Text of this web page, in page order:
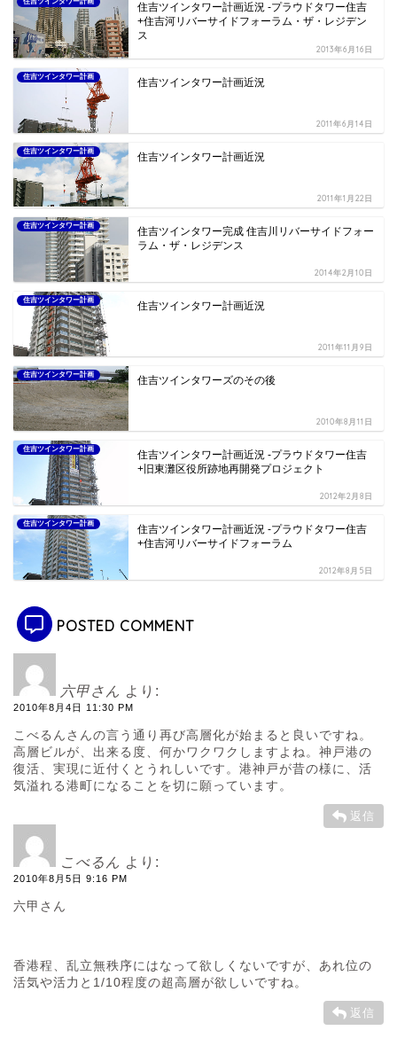
住吉ツインタワー計画
住吉ツインタワー計画近況 -プラウドタワー住吉
+住吉河リバーサイドフォーラム・ザ・レジデン
ス
2013年6月16日
住吉ツインタワー計画 住吉ツインタワー計画近況
2011年6月14日
住吉ツインタワー計画 住吉ツインタワー計画近況
2011年1月22日
住吉ツインタワー計画
住吉ツインタワー完成 住吉川リバーサイドフォー
ラム・ザ・レジデンス
2014年2月10日
住吉ツインタワー計画 住吉ツインタワー計画近況
2011年11月9日
住吉ツインタワー計画 住吉ツインタワーズのその後
2010年8月11日
住吉ツインタワー計画
住吉ツインタワー計画近況 -プラウドタワー住吉
+旧東灘区役所跡地再開発プロジェクト
2012年2月8日
住吉ツインタワー計画
住吉ツインタワー計画近況 -プラウドタワー住吉
+住吉河リバーサイドフォーラム
2012年8月5日
POSTED COMMENT
六甲さん より:
2010年8月4日 11:30 PM
こべるんさんの言う通り再び高層化が始まると良いですね。
高層ビルが、出来る度、何かワクワクしますよね。神戸港の
復活、実現に近付くとうれしいです。港神戸が昔の様に、活
気溢れる港町になることを切に願っています。
返信
こべるん より:
2010年8月5日 9:16 PM
六甲さん
香港程、乱立無秩序にはなって欲しくないですが、あれ位の
活気や活力と1/10程度の超高層が欲しいですね。
返信